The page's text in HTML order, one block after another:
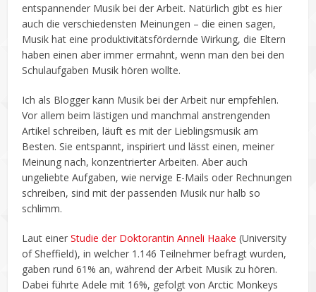
entspannender Musik bei der Arbeit. Natürlich gibt es hier
auch die verschiedensten Meinungen – die einen sagen,
Musik hat eine produktivitätsfördernde Wirkung, die Eltern
haben einen aber immer ermahnt, wenn man den bei den
Schulaufgaben Musik hören wollte.
Ich als Blogger kann Musik bei der Arbeit nur empfehlen.
Vor allem beim lästigen und manchmal anstrengenden
Artikel schreiben, läuft es mit der Lieblingsmusik am
Besten. Sie entspannt, inspiriert und lässt einen, meiner
Meinung nach, konzentrierter Arbeiten. Aber auch
ungeliebte Aufgaben, wie nervige E-Mails oder Rechnungen
schreiben, sind mit der passenden Musik nur halb so
schlimm.
Laut einerStudie der Doktorantin Anneli Haake (University
of Sheffield), in welcher 1.146 Teilnehmer befragt wurden,
gaben rund 61% an, während der Arbeit Musik zu hören.
Dabei führte Adele mit 16%, gefolgt von Arctic Monkeys